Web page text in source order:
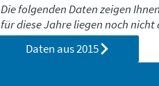
Die folgenden Daten zeigen
für diese Jahre liegen noch nicht
Daten aus2015